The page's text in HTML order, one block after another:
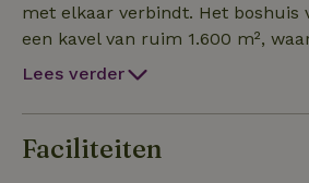
met uitzicht op de prachtige
badkamer is voorzien van een
fijne douche. In de zomer kun je
Voor de kinderen is er in de tuin
een schommel en een rekstok
met elkaar verbindt. Het boshuis
een kavel van ruim 1.600 m²,
zon als in de schaduw van je
Appelscha (het Drents-Friese
prachtige ligging biedt een ideaal
Lees verder
Faciliteiten